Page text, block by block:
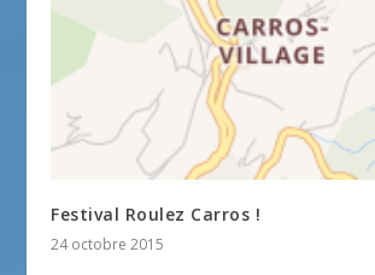
Festival Roulez Carros !
24 octobre 2015